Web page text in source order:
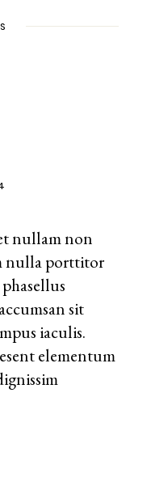
nullam non
nulla porttitor
sit
iaculis.
elementum